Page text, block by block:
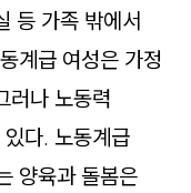
등 가족 밖에서
계급 여성은 가정
러나 노동력
다. 노동계급
양육과 돌봄은